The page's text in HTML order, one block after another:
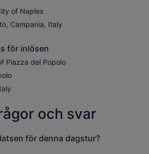
där det finns gott om tillfällen
är Sorrento, en charmig stad belägen
stämningsfulla gatorna, strosa runt
beundra utsikten eller helt enkelt
en traditionell limoncello-provning
du kan smaka på Sorrentos
och upptäcka hemligheterna bakom
forntida historia, vackra
of Naples
Campania, Italy
för inlösen
Piazza del Popolo
och svar
för denna dagstur?